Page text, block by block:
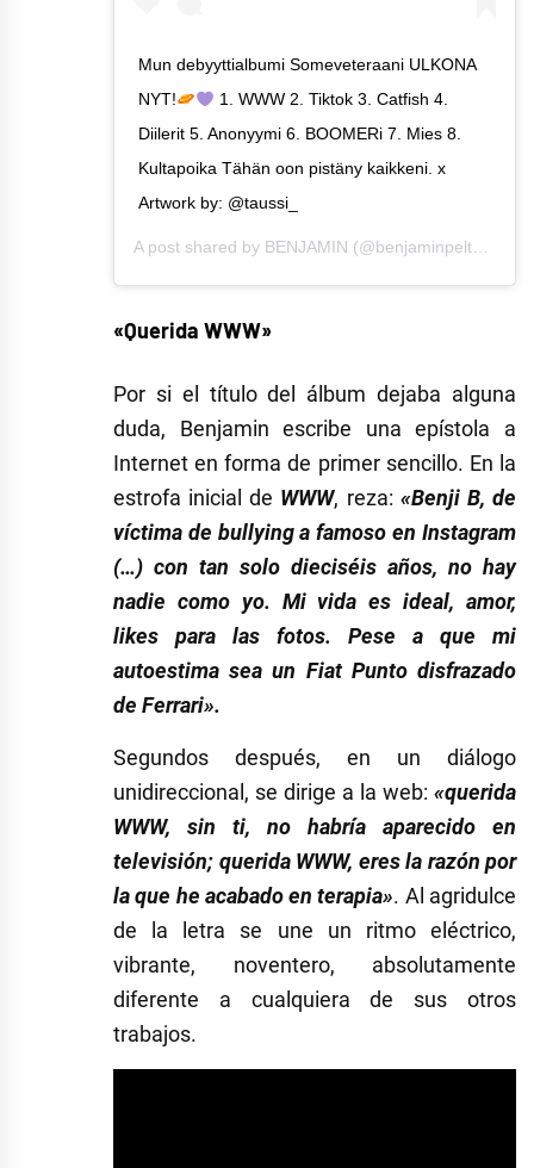
Mun debyyttialbumi Someveteraani ULKONA
NYT!
1. WWW 2. Tiktok 3. Catfish 4.
Diilerit 5. Anonyymi 6. BOOMERi 7. Mies 8.
Kultapoika Tähän oon pistäny kaikkeni. x
Artwork by: @taussi_
A post shared by BENJAMIN (@benjaminpeltonen) on
«Querida WWW»
Por si el título del álbum dejaba alguna
duda, Benjamin escribe una epístola a
Internet en forma de primer sencillo. En la
estrofa inicial de WWW, reza: «Benji B, de
víctima de bullying a famoso en Instagram
(…) con tan solo dieciséis años, no hay
nadie como yo. Mi vida es ideal, amor,
likes para las fotos. Pese a que mi
autoestima sea un Fiat Punto disfrazado
de Ferrari».
Segundos después, en un diálogo
unidireccional, se dirige a la web: «querida
WWW, sin ti, no habría aparecido en
televisión; querida WWW, eres la razón por
la que he acabado en terapia». Al agridulce
de la letra se une un ritmo eléctrico,
vibrante, noventero, absolutamente
diferente a cualquiera de sus otros
trabajos.